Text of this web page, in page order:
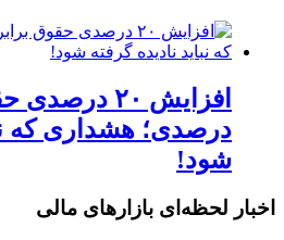
درصدی؛ هشداری که
شود!
اخبار لحظه‌ای بازارهای مالی